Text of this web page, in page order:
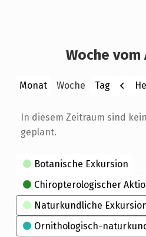
Woche vom
Monat Woche Tag
In diesem Zeitraum sind
geplant.
Kategorien
Botanische Exkursion
Chiropterologischer
Naturkundliche
Ornithologisch-